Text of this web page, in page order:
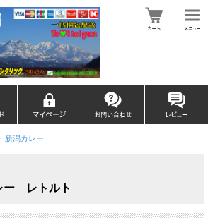
新潟カレー
ー レトルト